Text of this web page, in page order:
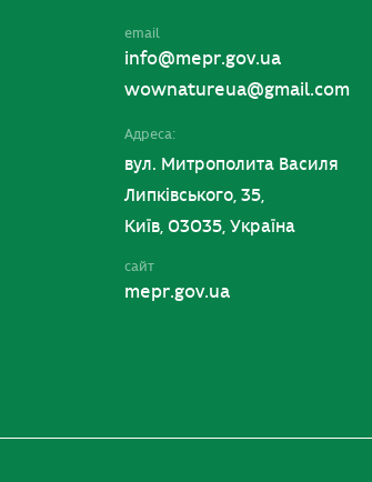
email
info@mepr.gov.ua
wownatureua@gmail.com
Адреса:
вул. Митрополита Василя
Липківського, 35,
Київ, 03035, Україна
сайт
mepr.gov.ua